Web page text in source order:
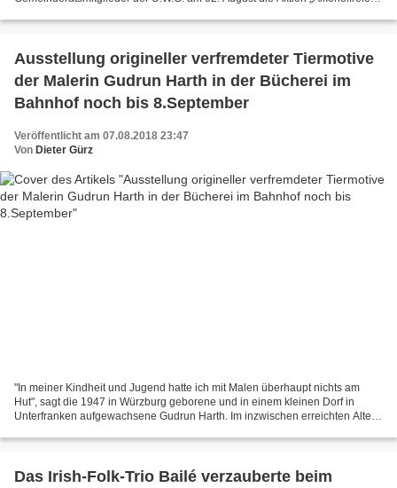
Ausstellung origineller verfremdeter Tiermotive
der Malerin Gudrun Harth in der Bücherei im
Bahnhof noch bis 8.September
Veröffentlicht am 07.08.2018 23:47
Von Dieter Gürz
"In meiner Kindheit und Jugend hatte ich mit Malen überhaupt nichts am
Hut", sagt die 1947 in Würzburg geborene und in einem kleinen Dorf in
Unterfranken aufgewachsene Gudrun Harth. Im inzwischen erreichten Alter
Das Irish-Folk-Trio Bailé verzauberte beim